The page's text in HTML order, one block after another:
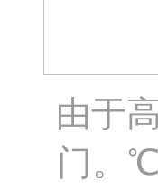
由于
门。​